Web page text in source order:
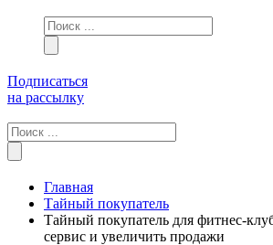
Подписаться
на рассылку
Главная
Тайный покупатель
Тайный покупатель для фитнес-
сервис и увеличить продажи